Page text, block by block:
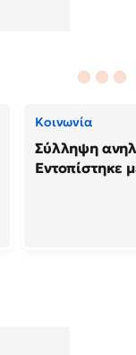
Κοινωνία
Σύλληψη
Εντοπίστηκε